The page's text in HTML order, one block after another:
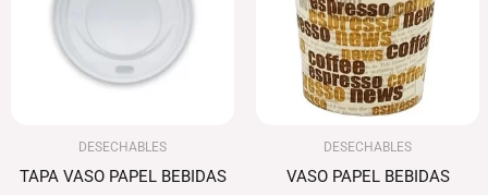
DESECHABLES
TAPA VASO PAPEL BEBIDAS
DESECHABLES
VASO PAPEL BEBIDAS
73.81€